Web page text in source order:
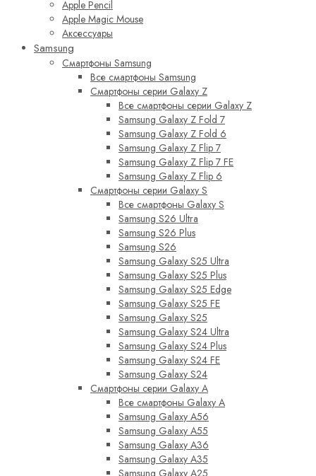
Apple Pencil
Apple Magic Mouse
Аксессуары
Samsung
Смартфоны Samsung
Все смартфоны Samsung
Смартфоны серии Galaxy Z
Все смартфоны серии Galaxy Z
Samsung Galaxy Z Fold 7
Samsung Galaxy Z Fold 6
Samsung Galaxy Z Flip 7
Samsung Galaxy Z Flip 7 FE
Samsung Galaxy Z Flip 6
Смартфоны серии Galaxy S
Все смартфоны Galaxy S
Samsung S26 Ultra
Samsung S26 Plus
Samsung S26
Samsung Galaxy S25 Ultra
Samsung Galaxy S25 Plus
Samsung Galaxy S25 Edge
Samsung Galaxy S25 FE
Samsung Galaxy S25
Samsung Galaxy S24 Ultra
Samsung Galaxy S24 Plus
Samsung Galaxy S24 FE
Samsung Galaxy S24
Смартфоны серии Galaxy A
Все смартфоны Galaxy A
Samsung Galaxy A56
Samsung Galaxy A55
Samsung Galaxy A36
Samsung Galaxy A35
Samsung Galaxy A25